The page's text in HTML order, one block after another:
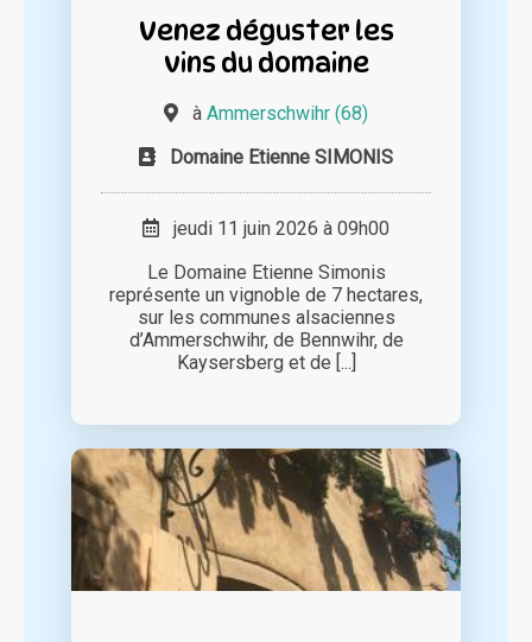
Venez déguster les
vins du domaine
à Ammerschwihr (68)
Domaine Etienne SIMONIS
jeudi 11 juin 2026 à 09h00
Le Domaine Etienne Simonis
représente un vignoble de 7 hectares,
sur les communes alsaciennes
d’Ammerschwihr, de Bennwihr, de
Kaysersberg et de [...]